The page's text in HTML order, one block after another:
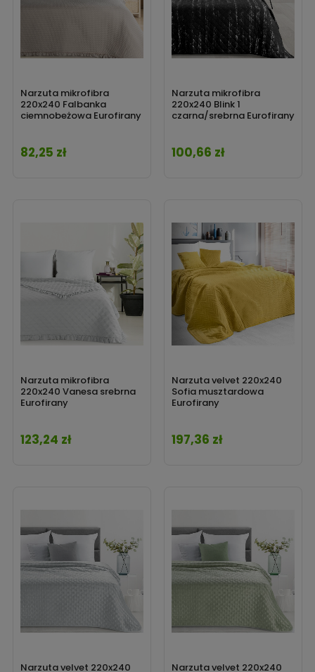
Narzuta mikrofibra
220x240 Falbanka
ciemnobeżowa Eurofirany
Cena
82,25 zł
Narzuta mikrofibra
220x240 Blink 1
czarna/srebrna Eurofirany
Cena
100,66 zł
Narzuta mikrofibra
220x240 Vanesa srebrna
Eurofirany
Cena
123,24 zł
Narzuta velvet 220x240
Sofia musztardowa
Eurofirany
Cena
197,36 zł
Narzuta velvet 220x240
Narzuta velvet 220x240